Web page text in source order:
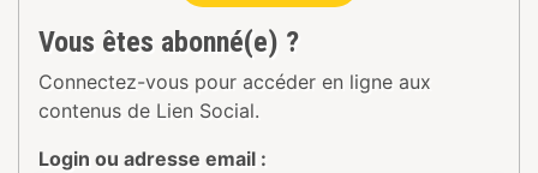
Vous êtes abonné(e) ?
Connectez-vous pour accéder en ligne aux
contenus de Lien Social.
Login ou adresse email :